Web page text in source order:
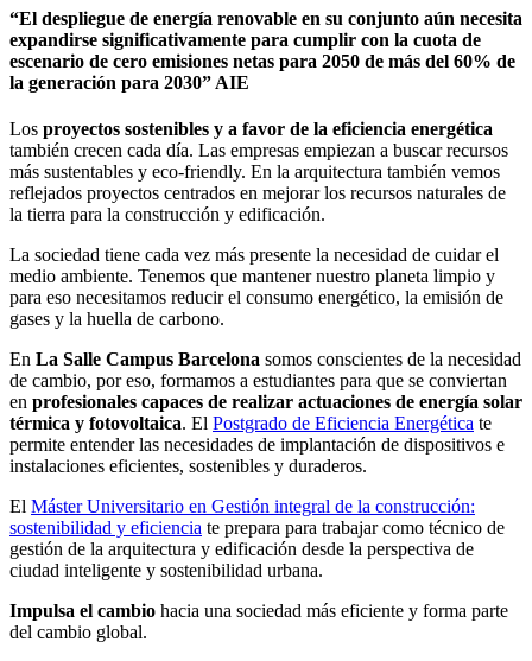
“El despliegue de energía renovable en su conjunto aún necesita
expandirse significativamente para cumplir con la cuota de
escenario de cero emisiones netas para 2050 de más del 60% de
la generación para 2030” AIE
Los proyectos sostenibles y a favor de la eficiencia energética
también crecen cada día. Las empresas empiezan a buscar recursos
más sustentables y eco-friendly. En la arquitectura también vemos
reflejados proyectos centrados en mejorar los recursos naturales de
la tierra para la construcción y edificación.
La sociedad tiene cada vez más presente la necesidad de cuidar el
medio ambiente. Tenemos que mantener nuestro planeta limpio y
para eso necesitamos reducir el consumo energético, la emisión de
gases y la huella de carbono.
En La Salle Campus Barcelona somos conscientes de la necesidad
de cambio, por eso, formamos a estudiantes para que se conviertan
en profesionales capaces de realizar actuaciones de energía solar
térmica y fotovoltaica. El Postgrado de Eficiencia Energética te
permite entender las necesidades de implantación de dispositivos e
instalaciones eficientes, sostenibles y duraderos.
El Máster Universitario en Gestión integral de la construcción:
sostenibilidad y eficiencia te prepara para trabajar como técnico de
gestión de la arquitectura y edificación desde la perspectiva de
ciudad inteligente y sostenibilidad urbana.
Impulsa el cambio hacia una sociedad más eficiente y forma parte
del cambio global.